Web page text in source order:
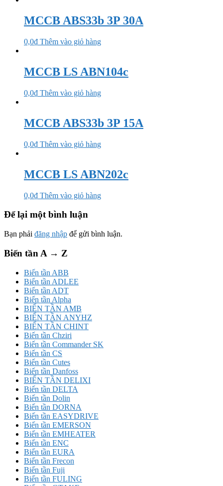
MCCB ABS33b 3P 30A
0,0₫ Thêm vào giỏ hàng
MCCB LS ABN104c
0,0₫ Thêm vào giỏ hàng
MCCB ABS33b 3P 15A
0,0₫ Thêm vào giỏ hàng
MCCB LS ABN202c
0,0₫ Thêm vào giỏ hàng
Để lại một bình luận
Bạn phải đăng nhập để gửi bình luận.
Biến tần A → Z
Biến tần ABB
Biến tần ADLEE
Biến tần ADT
Biến tần Alpha
BIẾN TẦN AMB
BIẾN TẦN ANYHZ
BIẾN TẦN CHINT
Biến tần Chziri
Biến tần Commander SK
Biến tần CS
Biến tần Cutes
Biến tần Danfoss
BIẾN TẦN DELIXI
Biến tần DELTA
Biến tần Dolin
Biến tần DORNA
Biến tần EASYDRIVE
Biến tần EMERSON
Biến tần EMHEATER
Biến tần ENC
Biến tần EURA
Biến tần Frecon
Biến tần Fuji
Biến tần FULING